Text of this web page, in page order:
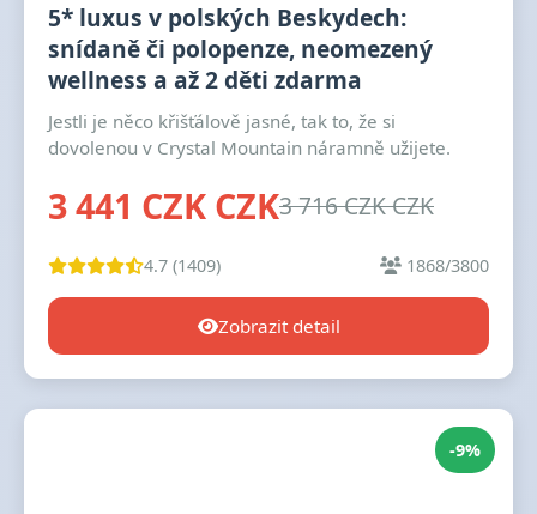
5* luxus v polských Beskydech:
snídaně či polopenze, neomezený
wellness a až 2 děti zdarma
Jestli je něco křišťálově jasné, tak to, že si
dovolenou v Crystal Mountain náramně užijete.
3 441 CZK CZK3 716 CZK CZK
4.7 (1409) 1868/3800
Zobrazit detail
-9%